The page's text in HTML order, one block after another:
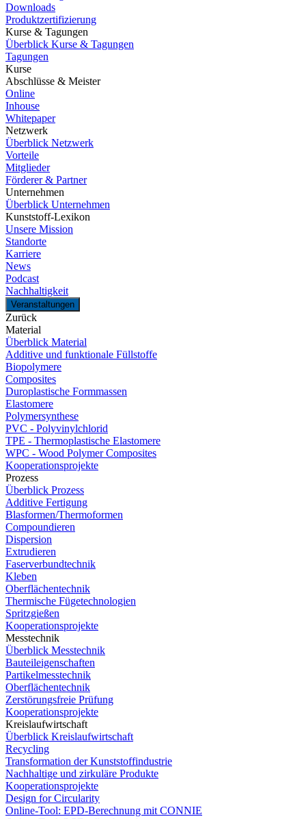
Downloads
Produktzertifizierung
Kurse & Tagungen
Überblick Kurse & Tagungen
Tagungen
Kurse
Abschlüsse & Meister
Online
Inhouse
Whitepaper
Netzwerk
Überblick Netzwerk
Vorteile
Mitglieder
Förderer & Partner
Unternehmen
Überblick Unternehmen
Kunststoff-Lexikon
Unsere Mission
Standorte
Karriere
News
Podcast
Nachhaltigkeit
Veranstaltungen
Zurück
Material
Überblick Material
Additive und funktionale Füllstoffe
Biopolymere
Composites
Duroplastische Formmassen
Elastomere
Polymersynthese
PVC - Polyvinylchlorid
TPE - Thermoplastische Elastomere
WPC - Wood Polymer Composites
Kooperationsprojekte
Prozess
Überblick Prozess
Additive Fertigung
Blasformen/Thermoformen
Compoundieren
Dispersion
Extrudieren
Faserverbundtechnik
Kleben
Oberflächentechnik
Thermische Fügetechnologien
Spritzgießen
Kooperationsprojekte
Messtechnik
Überblick Messtechnik
Bauteileigenschaften
Partikelmesstechnik
Oberflächentechnik
Zerstörungsfreie Prüfung
Kooperationsprojekte
Kreislaufwirtschaft
Überblick Kreislaufwirtschaft
Recycling
Transformation der Kunststoffindustrie
Nachhaltige und zirkuläre Produkte
Kooperationsprojekte
Design for Circularity
Online-Tool: EPD-Berechnung mit CONNIE